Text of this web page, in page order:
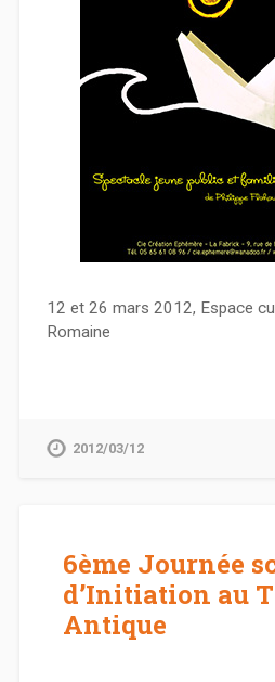
12 et 26 mars 2012, Espace
Romaine
2012/03/12
6ème Journée
d’Initiation au
Antique